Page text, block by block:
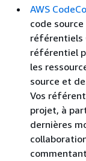
AWS
code
référentiels
référentiel
les
source et
Vos
projet, à
dernières